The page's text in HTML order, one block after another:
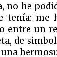
no he
tenía: me
entre un
de
una